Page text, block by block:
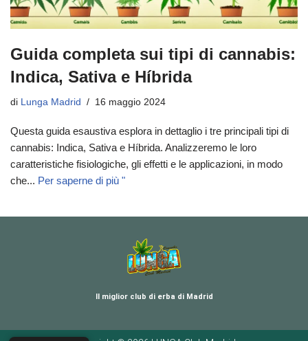
Guida completa sui tipi di cannabis:
Indica, Sativa e Híbrida
di Lunga Madrid 16 maggio 2024
Questa guida esaustiva esplora in dettaglio i tre principali tipi di
cannabis: Indica, Sativa e Híbrida. Analizzeremo le loro
caratteristiche fisiologiche, gli effetti e le applicazioni, in modo
che... Per saperne di più "
Il miglior club di erba di Madrid